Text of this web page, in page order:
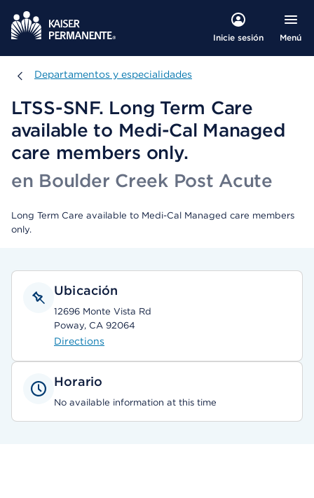
Inicie sesión Menú
Departamentos y especialidades
Departamentos y especialidades
LTSS-SNF. Long Term Care
available to Medi-Cal Managed
care members only.
en Boulder Creek Post Acute
Long Term Care available to Medi-Cal Managed care members
only.
Ubicación
12696 Monte Vista Rd
Poway, CA 92064
Directions
Horario
No available information at this time